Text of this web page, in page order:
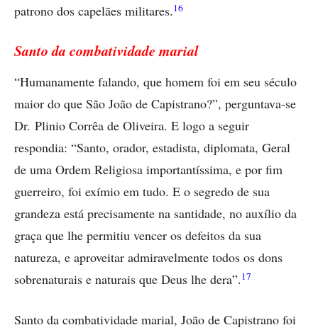
patrono dos capelães militares.16
Santo da combatividade marial
“Humanamente falando, que homem foi em seu século
maior do que São João de Capistrano?”, perguntava-se
Dr. Plinio Corrêa de Oliveira. E logo a seguir
respondia: “Santo, orador, estadista, diplomata, Geral
de uma Ordem Religiosa importantíssima, e por fim
guerreiro, foi exímio em tudo. E o segredo de sua
grandeza está precisamente na santidade, no auxílio da
graça que lhe permitiu vencer os defeitos da sua
natureza, e aproveitar admiravelmente todos os dons
sobrenaturais e naturais que Deus lhe dera”.17
Santo da combatividade marial, João de Capistrano foi